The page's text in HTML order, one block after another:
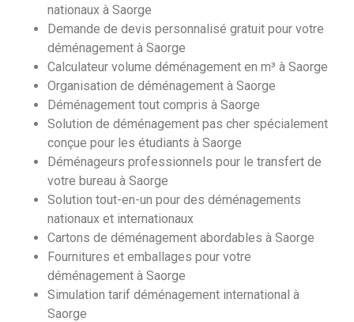
nationaux à Saorge
Demande de devis personnalisé gratuit pour votre
déménagement à Saorge
Calculateur volume déménagement en m³ à Saorge
Organisation de déménagement à Saorge
Déménagement tout compris à Saorge
Solution de déménagement pas cher spécialement
conçue pour les étudiants à Saorge
Déménageurs professionnels pour le transfert de
votre bureau à Saorge
Solution tout-en-un pour des déménagements
nationaux et internationaux
Cartons de déménagement abordables à Saorge
Fournitures et emballages pour votre
déménagement à Saorge
Simulation tarif déménagement international à
Saorge